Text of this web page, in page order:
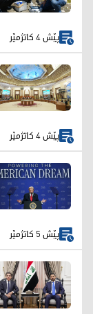
پێش 4 کاتژمێر
پێش 4 کاتژمێر
پێش 5 کاتژمێر